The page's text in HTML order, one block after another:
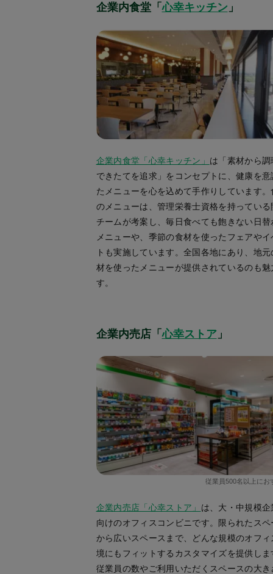
企業内食堂「心幸キッチン 」
企業内食堂「心幸キッチン」 は「素材から調
できたてを追求」をコンセプトに、健康を意
たメニューを心を込めて手作りしています。
のメニューは、管理栄養士資格を持っている
チームが考案し、毎日食べても飽きない日替
メニューや、季節の食材を使ったフェアやイ
トも実施しています。全国各地にあり、地元
材を使ったメニューが提供されているのも魅
す。
企業内売店「心幸ストア」
従業員500名以上にお
企業内売店「心幸ストア」 は、大・中規模企
向けのオフィスコンビニです。限られたスペ
から広いスペースまで、どんな規模のオフィ
境にもフィットするカスタマイズを提供しま
従業員の数やご利用いただくスペースの大き